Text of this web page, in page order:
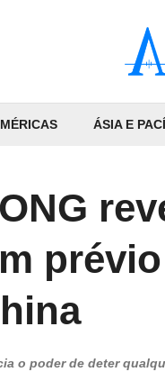
ÁSIA E
prévio
o poder de deter